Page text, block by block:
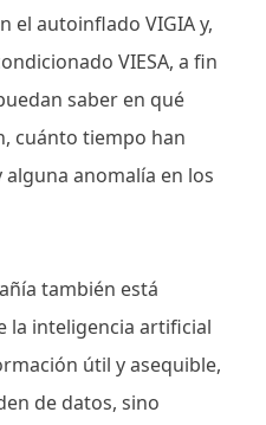
el autoinflado VIGIA y,
VIESA, a fin
saber en qué
cuánto tiempo han
anomalía en los
también está
la inteligencia artificial
útil y asequible,
de datos, sino